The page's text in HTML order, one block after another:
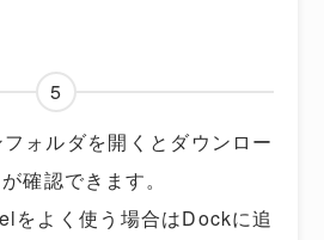
5
ォルダを開くとダウンロー
確認できます。
よく使う場合はDockに追